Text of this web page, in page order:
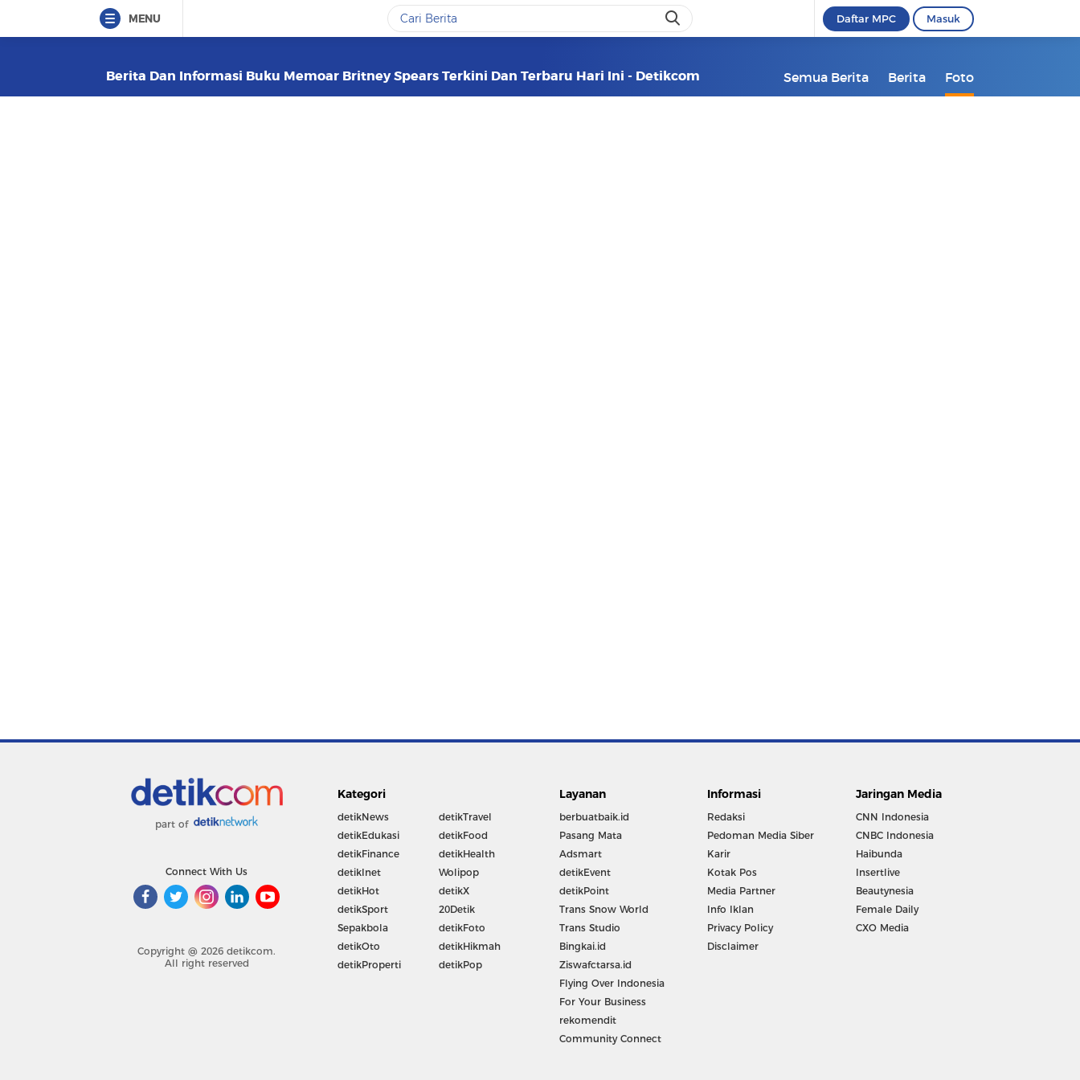
MENU Daftar MPC Masuk
Berita Dan Informasi Buku Memoar Britney Spears Terkini Dan Terbaru Hari Ini - Detikcom Semua Berita Berita Foto
part of
Connect With Us
Copyright @ 2026 detikcom.
All right reserved
Kategori
detikNews
detikEdukasi
detikFinance
detikInet
detikHot
detikSport
Sepakbola
detikOto
detikProperti
detikTravel
detikFood
detikHealth
Wolipop
detikX
20Detik
detikFoto
detikHikmah
detikPop
Layanan
berbuatbaik.id
Pasang Mata
Adsmart
detikEvent
detikPoint
Trans Snow World
Trans Studio
Bingkai.id
Ziswafctarsa.id
Flying Over Indonesia
For Your Business
rekomendit
Community Connect
Informasi
Redaksi
Pedoman Media Siber
Karir
Kotak Pos
Media Partner
Info Iklan
Privacy Policy
Disclaimer
Jaringan Media
CNN Indonesia
CNBC Indonesia
Haibunda
Insertlive
Beautynesia
Female Daily
CXO Media